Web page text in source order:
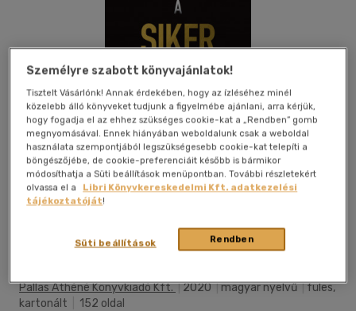
Megosztom
Pallas Athéné Könyvkiadó Kft.|2020|magyar nyelvű|füles,
kartonált
152 oldal
Személyre szabott könyvajánlatok!
Tisztelt Vásárlónk! Annak érdekében, hogy az ízléséhez minél
közelebb álló könyveket tudjunk a figyelmébe ajánlani, arra kérjük,
hogy fogadja el az ehhez szükséges cookie-kat a „Rendben” gomb
megnyomásával. Ennek hiányában weboldalunk csak a weboldal
használata szempontjából legszükségesebb cookie-kat telepíti a
böngészőjébe, de cookie-preferenciáit később is bármikor
módosíthatja a Süti beállítások menüpontban. További részletekért
olvassa el a
Libri Könyvkereskedelmi Kft. adatkezelési
tájékoztatóját!
Rendben
Süti beállítások